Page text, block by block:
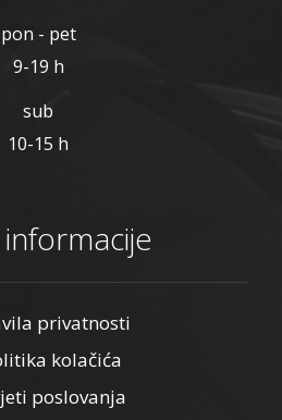
pon - pet
9-19 h
sub
10-15 h
privatnosti
kolačića
poslovanja